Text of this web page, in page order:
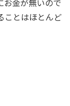
ことはほとんど